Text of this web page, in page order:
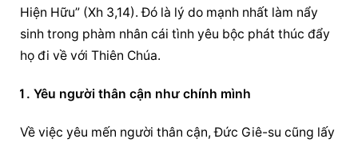
Hiện Hữu” (Xh 3,14). Đó là lý do mạnh nhất làm nẩy
sinh trong phàm nhân cái tình yêu bộc phát thúc đẩy
họ đi về với Thiên Chúa.
Yêu người thân cận như chính mình
Về việc yêu mến người thân cận, Đức Giê-su cũng lấy